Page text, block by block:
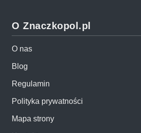
O Znaczkopol.pl
O nas
Blog
Regulamin
Polityka prywatności
Mapa strony